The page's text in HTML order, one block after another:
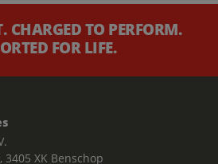
CHARGED TO PERFORM.
FOR LIFE.
XK Benschop